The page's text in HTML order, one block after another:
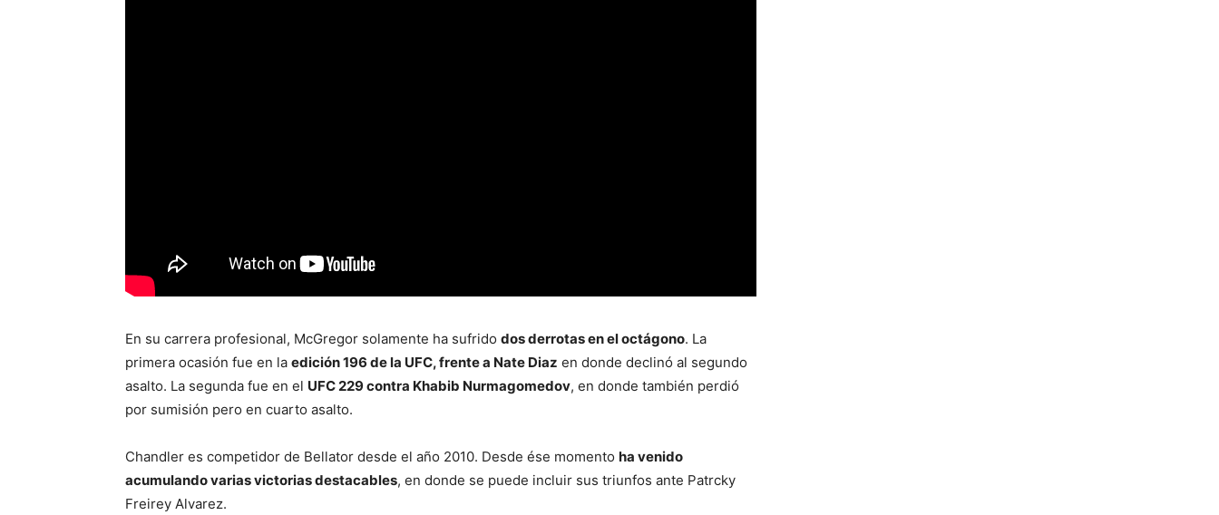
En su carrera profesional, McGregor solamente ha sufrido dos derrotas en el octágono. La
primera ocasión fue en la edición 196 de la UFC, frente a Nate Diaz en donde declinó al segundo
asalto. La segunda fue en el UFC 229 contra Khabib Nurmagomedov, en donde también perdió
por sumisión pero en cuarto asalto.
Chandler es competidor de Bellator desde el año 2010. Desde ése momento ha venido
acumulando varias victorias destacables, en donde se puede incluir sus triunfos ante Patrcky
Freirey Alvarez.